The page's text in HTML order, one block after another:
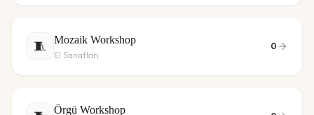
🧵 Mozaik Workshop
El Sanatları
0
Örgü Workshop